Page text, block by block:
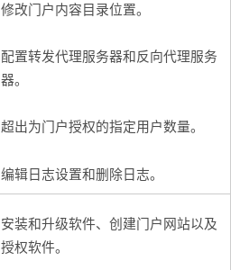
修改门户内容目录位置。
配置转发代理服务器和反向代理服务
器。
超出为门户授权的指定用户数量。
编辑日志设置和删除日志。
安装和升级软件、创建门户网站以及
授权软件。